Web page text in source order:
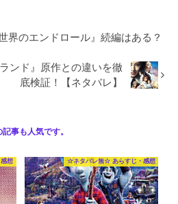
界のエンドロール』続編はある？
ンド』原作との違いを徹
底検証！【ネタバレ】
事も人気です。
想 ☆ネタバレ無☆ あらすじ・感想